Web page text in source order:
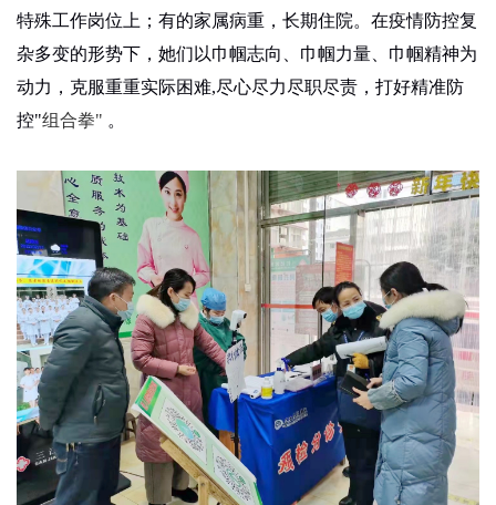
特殊工作岗位上；有的家属病重，长期住院。在疫情防控复
杂多变的形势下，她们以巾帼志向、巾帼力量、巾帼精神为
动力，克服重重实际困难,尽心尽力尽职尽责， 打好精准防
控"组合拳" 。